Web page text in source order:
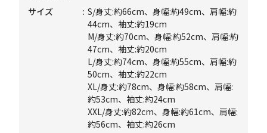
サイズ
S/身丈:約66cm、身幅:約49cm、肩幅:約
44cm、袖丈:約19cm
M/身丈:約70cm、身幅:約52cm、肩幅:約
47cm、袖丈:約20cm
L/身丈:約74cm、身幅:約55cm、肩幅:約
50cm、袖丈:約22cm
XL/身丈:約78cm、身幅:約58cm、肩幅:
約53cm、袖丈:約24cm
XXL/身丈:約82cm、身幅:約61cm、肩幅:
約56cm、袖丈:約26cm